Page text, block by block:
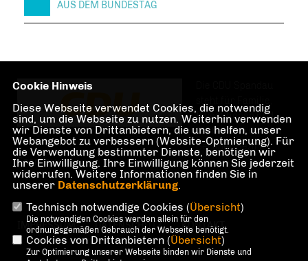
AUS DEM BUNDESTAG
Investitionen und
Teilhabe im und am
Berliner Bezirk
Spandau.
IMPRESSUM DATENSCHUTZ KONTAKT
Cookie Hinweis
Diese Webseite verwendet Cookies, die notwendig
sind, um die Webseite zu nutzen. Weiterhin verwenden
wir Dienste von Drittanbietern, die uns helfen, unser
Webangebot zu verbessern (Website-Optmierung). Für
die Verwendung bestimmter Dienste, benötigen wir
Ihre Einwilligung. Ihre Einwilligung können Sie jederzeit
widerrufen. Weitere Informationen finden Sie in
unserer Datenschutzerklärung.
Technisch notwendige Cookies (Übersicht)
Die notwendigen Cookies werden allein für den
ordnungsgemäßen Gebrauch der Webseite benötigt.
Cookies von Drittanbietern (Übersicht)
Zur Optimierung unserer Webseite binden wir Dienste und